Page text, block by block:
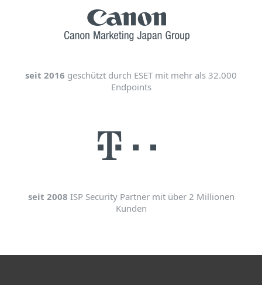
seit 2016 geschützt durch ESET mit mehr als 32.000
Endpoints
seit 2008 ISP Security Partner mit über 2 Millionen
Kunden